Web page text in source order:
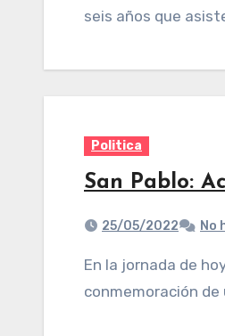
seis años que
Politica
San Pablo:
25/05/2022 No
En la jornada de hoy en la comuna de San Pablo – Villa Nougues, se realizó el acto en
conmemoración de